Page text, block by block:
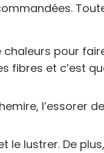
chaleurs pour
fibres et c’est
l’essorer
le lustrer. De